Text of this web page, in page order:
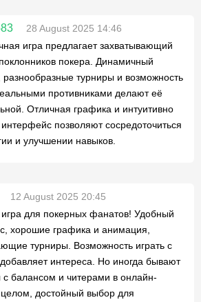
28 August 2025 14:46
игра предлагает захватывающий
покера. Динамичный
разнообразные турниры и возможность
противниками делают её
Отличная графика и интуитивно
позволяют сосредоточиться
и улучшении навыков.
12 August 2025 20:45
для покерных фанатов! Удобный
хорошие графика и анимация,
турниры. Возможность играть с
интереса. Но иногда бывают
балансом и читерами в онлайн-
достойный выбор для